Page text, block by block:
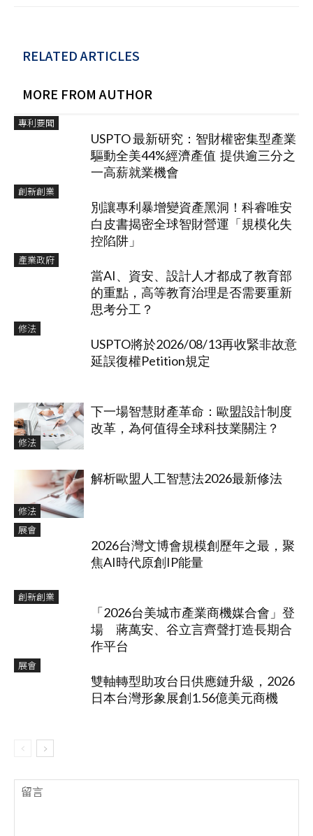
RELATED ARTICLES
MORE FROM AUTHOR
專利要聞
USPTO 最新研究：智財權密集型產業
驅動全美44%經濟產值 提供逾三分之
一高薪就業機會
創新創業
別讓專利暴增變資產黑洞！科睿唯安
白皮書揭密全球智財營運「規模化失
控陷阱」
產業政府
當AI、資安、設計人才都成了教育部
的重點，高等教育治理是否需要重新
思考分工？
修法
USPTO將於2026/08/13再收緊非故意
延誤復權Petition規定
修法
下一場智慧財產革命：歐盟設計制度
改革，為何值得全球科技業關注？
修法
解析歐盟人工智慧法2026最新修法
展會
2026台灣文博會規模創歷年之最，聚
焦AI時代原創IP能量
創新創業
「2026台美城市產業商機媒合會」登
場 蔣萬安、谷立言齊聲打造長期合
作平台
展會
雙軸轉型助攻台日供應鏈升級，2026
日本台灣形象展創1.56億美元商機